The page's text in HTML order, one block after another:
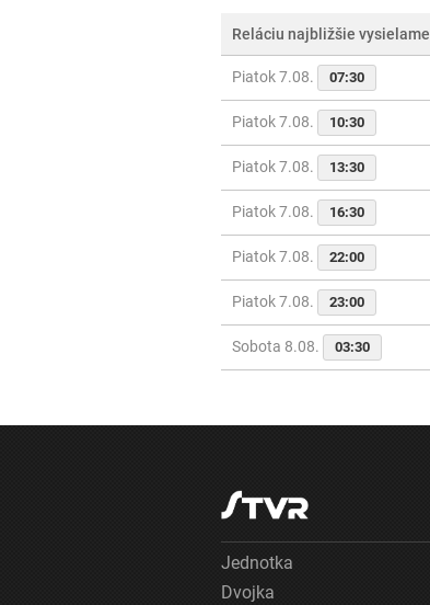
Reláciu najbližšie vysielame
Piatok 7.08. 07:30
Piatok 7.08. 10:30
Piatok 7.08. 13:30
Piatok 7.08. 16:30
Piatok 7.08. 22:00
Piatok 7.08. 23:00
Sobota 8.08. 03:30
Jednotka
Dvojka